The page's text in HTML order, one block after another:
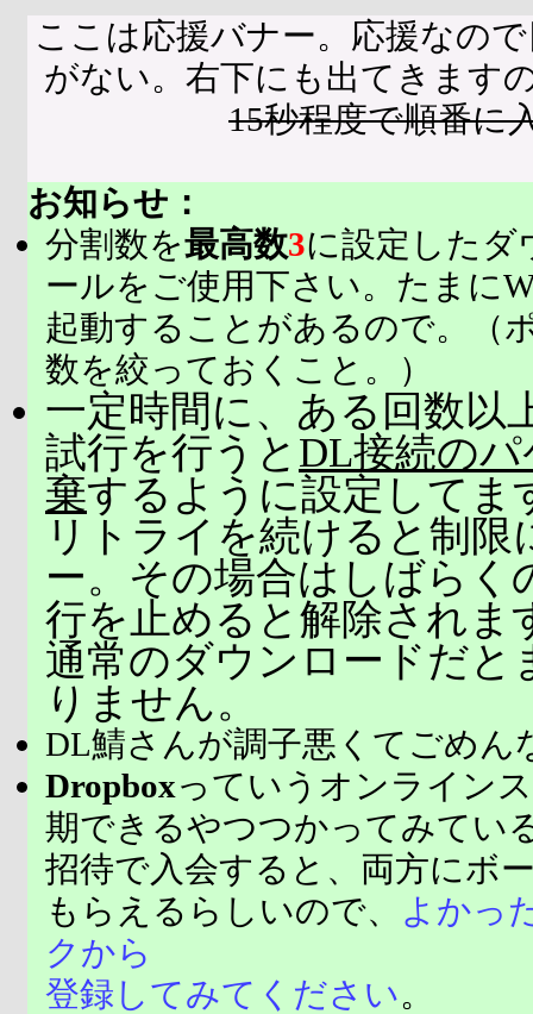
ここは応援バナー。応援なの
がない。右下にも出てきます
15秒程度で順番に
お知らせ：
分割数を最高数3に設定したダ
ールをご使用下さい。たまに
起動することがあるので。（
数を絞っておくこと。）
一定時間に、ある回数以
試行を行うと DL接続の
棄するように設定してま
リトライを続けると制限
ー。その場合はしばらく
行を止めると解除されま
通常のダウンロードだと
りません。
DL鯖さんが調子悪くてごめん
Dropboxっていうオンライン
期できるやつつかってみてい
招待で入会すると、両方にボ
もらえるらしいので、
よかっ
クから
登録してみてください。